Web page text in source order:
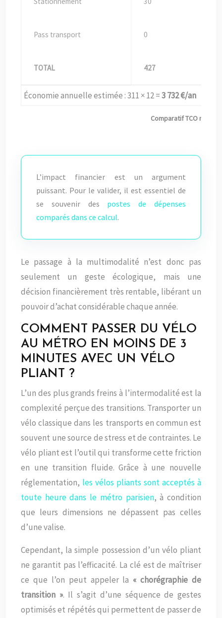
Comparatif TCO
Pass transport 0
TOTAL 427
Économie annuelle estimée : 311 × 12 =3 732 €/an
L’impact financier est un argument
puissant. Pour le valider, il est essentiel de
se souvenir des postes de dépenses
comparés dans ce calcul.
Le passage à la multimodalité n’est donc pas
seulement un geste écologique, mais une
décision financièrement très rentable, libérant un
pouvoir d’achat considérable chaque année.
COMMENT PASSER DU VÉLO
AU MÉTRO EN MOINS DE 3
MINUTES AVEC UN VÉLO
PLIANT ?
L’un des plus grands freins à l’intermodalité est la
complexité perçue des transitions. Transporter un
vélo classique dans les transports en commun est
souvent une source de stress et de contraintes. Le
vélo pliant est l’outil qui transforme cette friction
en une transition fluide. Grâce à une nouvelle
réglementation, les vélos pliants sont acceptés à
toute heure dans le métro parisien, à condition
que leurs dimensions ne dépassent pas celles
d’une valise.
Cependant, la simple possession d’un vélo pliant
ne garantit pas l’efficacité. La clé est de maîtriser
ce que l’on peut appeler la « chorégraphie de
transition ». Il s’agit d’une séquence de gestes
optimisés et répétés qui permettent de passer de